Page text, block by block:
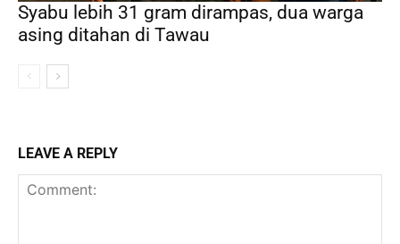
Syabu lebih 31 gram dirampas, dua warga
asing ditahan di Tawau
LEAVE A REPLY